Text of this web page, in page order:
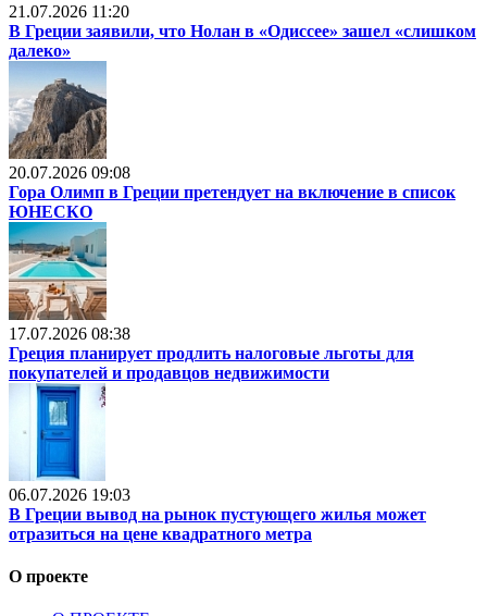
21.07.2026 11:20
В Греции заявили, что Нолан в «Одиссее» зашел «слишком
далеко»
20.07.2026 09:08
Гора Олимп в Греции претендует на включение в список
ЮНЕСКО
17.07.2026 08:38
Греция планирует продлить налоговые льготы для
покупателей и продавцов недвижимости
06.07.2026 19:03
В Греции вывод на рынок пустующего жилья может
отразиться на цене квадратного метра
О проекте